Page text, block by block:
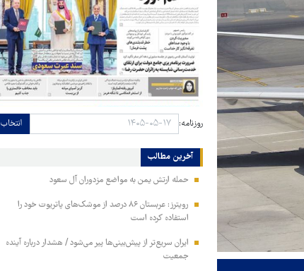
روزنامه: انتخاب
آخرین مطالب
حمله ارتش یمن به مواضع مزدوران آل سعود
رویترز: عربستان ۸۶ درصد از موشک‌های پاتریوت خود را
استفاده کرده است
ایران سریع‌تر از پیش‌بینی‌ها پیر می‌شود / هشدار درباره آینده
جمعیت